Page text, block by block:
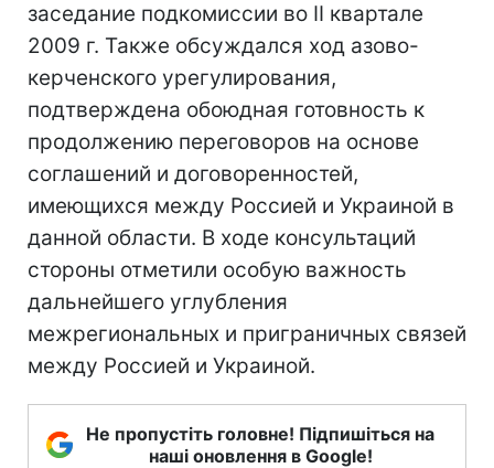
заседание подкомиссии во II квартале
2009 г. Также обсуждался ход азово-
керченского урегулирования,
подтверждена обоюдная готовность к
продолжению переговоров на основе
соглашений и договоренностей,
имеющихся между Россией и Украиной в
данной области. В ходе консультаций
стороны отметили особую важность
дальнейшего углубления
межрегиональных и приграничных связей
между Россией и Украиной.
Не пропустіть головне! Підпишіться на
наші оновлення в Google!